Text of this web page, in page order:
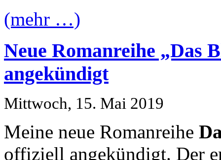
(mehr …)
Neue Romanreihe „Das
angekündigt
Mittwoch, 15. Mai 2019
Meine neue Romanreihe
offiziell angekündigt. Der